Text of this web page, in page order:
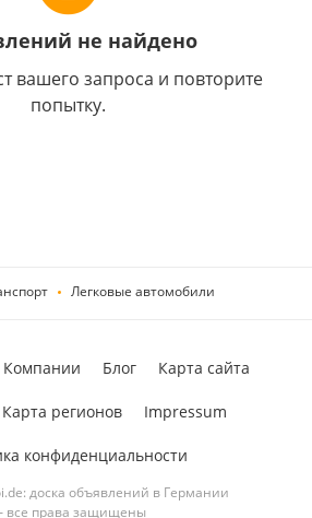
не найдено
вашего запроса и повторите
попытку.
Легковые автомобили
доска объявлений в Германии
права защищены
Компании Блог Карта сайта
Карта регионов Impressum
конфиденциальности